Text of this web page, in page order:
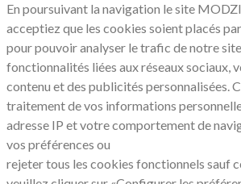
En poursuivant la navigation le site
acceptiez que les cookies soient placés
pour pouvoir analyser le trafic de notre
fonctionnalités liées aux réseaux sociaux,
contenu et des publicités personnalisées.
traitement de vos informations
adresse IP et votre comportement de
vos préférences ou
rejeter tous les cookies fonctionnels sauf